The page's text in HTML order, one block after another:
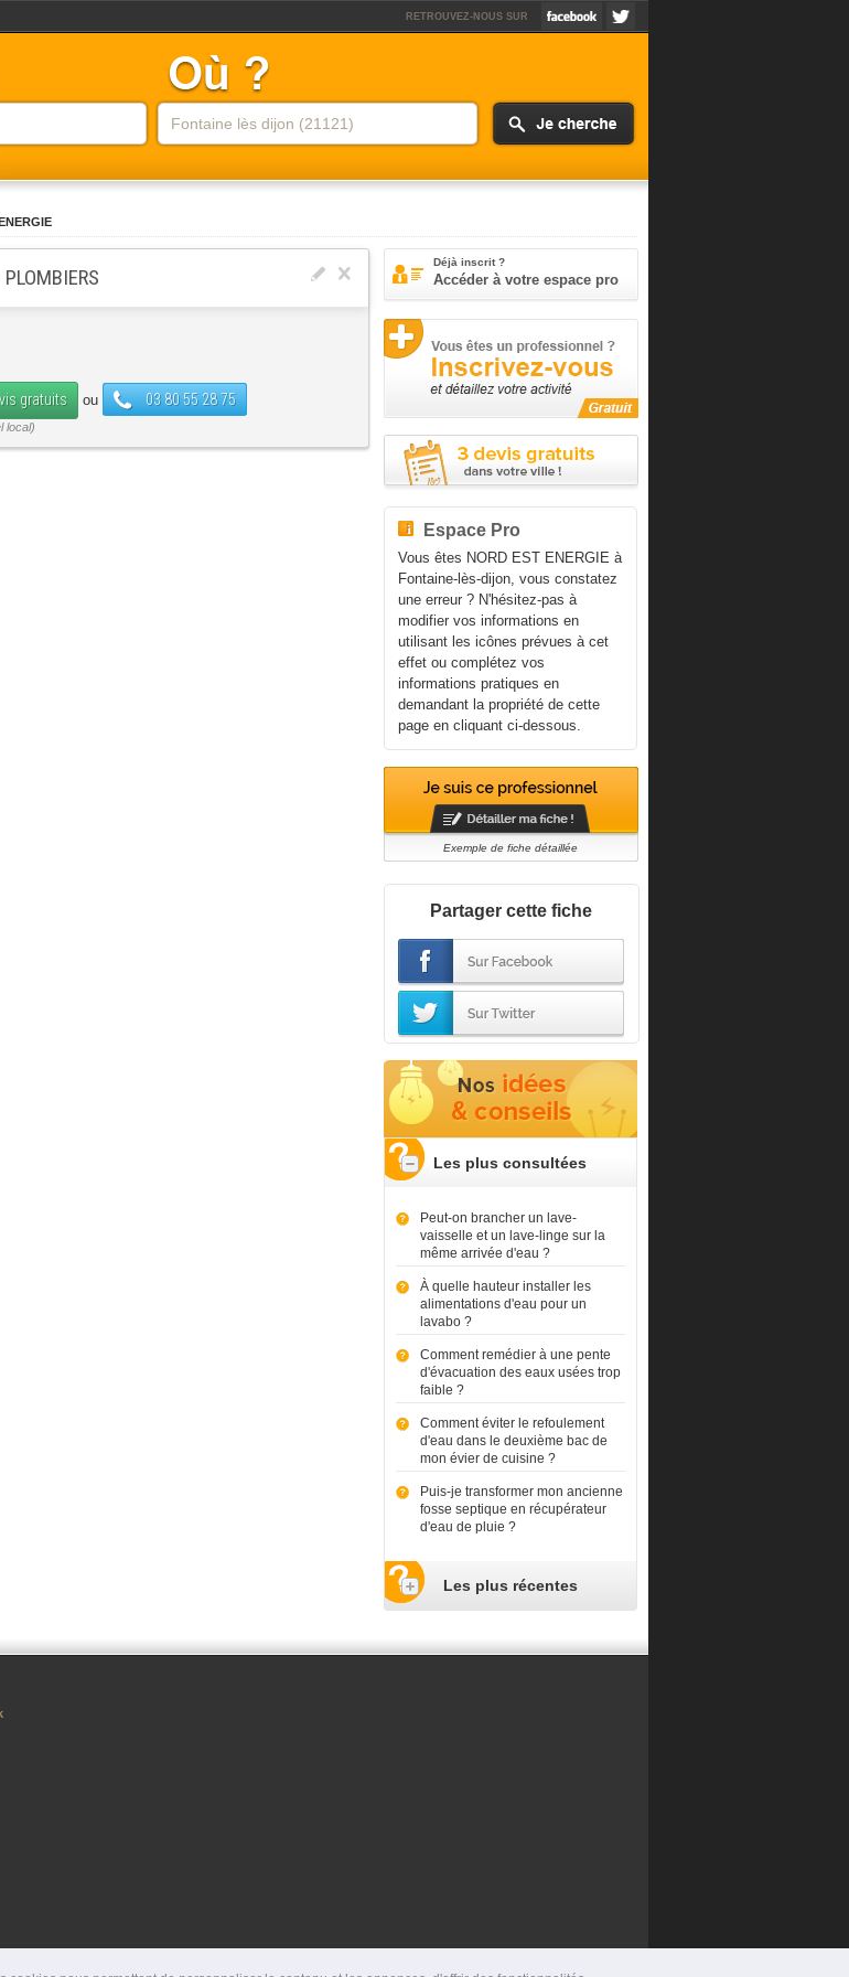
RETROUVEZ-NOUS SUR
PLOMBIERS
gratuits ou 03 80 55 28 75
Déjà inscrit ?
Accéder à votre espace pro
Espace Pro
Vous êtes NORD EST ENERGIE à
Fontaine-lès-dijon, vous constatez
une erreur ? N'hésitez-pas à
modifier vos informations en
utilisant les icônes prévues à cet
effet ou complétez vos
informations pratiques en
demandant la propriété de cette
page en cliquant ci-dessous.
Exemple de fiche détaillée
Partager cette fiche
Les plus consultées
Peut-on brancher un lave-
vaisselle et un lave-linge sur la
même arrivée d'eau ?
À quelle hauteur installer les
alimentations d'eau pour un
lavabo ?
Comment remédier à une pente
d'évacuation des eaux usées trop
faible ?
Comment éviter le refoulement
d'eau dans le deuxième bac de
mon évier de cuisine ?
Puis-je transformer mon ancienne
fosse septique en récupérateur
d'eau de pluie ?
Les plus récentes